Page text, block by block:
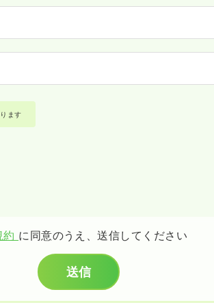
ます
約 に同意のうえ、送信してください
送信